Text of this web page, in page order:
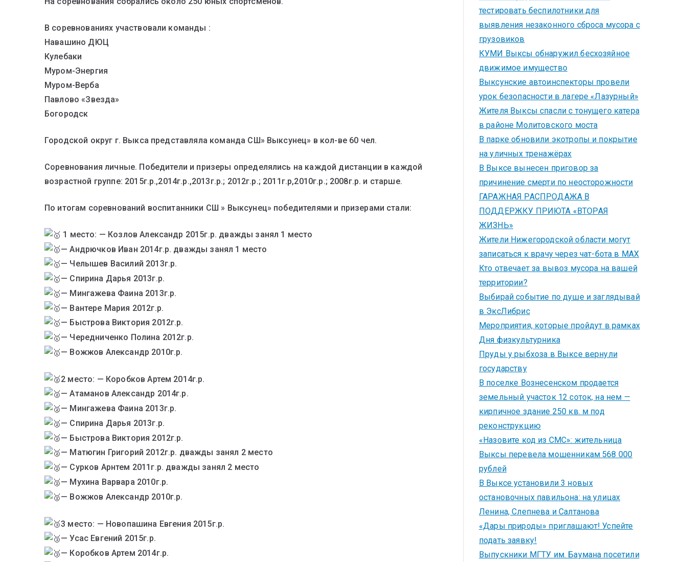
В соревнованиях участвовали команды :
Навашино ДЮЦ
Кулебаки
Муром-Энергия
Муром-Верба
Павлово «Звезда»
Богородск
Городской округ г. Выкса представляла команда СШ» Выксунец» в кол-ве 60 чел.
Соревнования личные. Победители и призеры определялись на каждой дистанции в каждой
возрастной группе: 2015г.р.,2014г.р.,2013г.р.; 2012г.р.; 2011г.р,2010г.р.; 2008г.р. и старше.
По итогам соревнований воспитанники СШ » Выксунец» победителями и призерами стали:
1 место: — Козлов Александр 2015г.р. дважды занял 1 место
— Андрючков Иван 2014г.р. дважды занял 1 место
— Челышев Василий 2013г.р.
— Спирина Дарья 2013г.р.
— Мингажева Фаина 2013г.р.
— Вантере Мария 2012г.р.
— Быстрова Виктория 2012г.р.
— Чередниченко Полина 2012г.р.
— Вожжов Александр 2010г.р.
2 место: — Коробков Артем 2014г.р.
— Атаманов Александр 2014г.р.
— Мингажева Фаина 2013г.р.
— Спирина Дарья 2013г.р.
— Быстрова Виктория 2012г.р.
— Матюгин Григорий 2012г.р. дважды занял 2 место
— Сурков Арнтем 2011г.р. дважды занял 2 место
— Мухина Варвара 2010г.р.
— Вожжов Александр 2010г.р.
3 место: — Новопашина Евгения 2015г.р.
— Усас Евгений 2015г.р.
— Коробков Артем 2014г.р.
тестировать беспилотники для
выявления незаконного сброса мусора с
грузовиков
КУМИ Выксы обнаружил бесхозяйное
движимое имущество
Выксунские автоинспекторы провели
урок безопасности в лагере «Лазурный»
Жителя Выксы спасли с тонущего катера
в районе Молитовского моста
В парке обновили экотропы и покрытие
на уличных тренажёрах
В Выксе вынесен приговор за
причинение смерти по неосторожности
ГАРАЖНАЯ РАСПРОДАЖА В
ПОДДЕРЖКУ ПРИЮТА «ВТОРАЯ
ЖИЗНЬ»
Жители Нижегородской области могут
записаться к врачу через чат-бота в MAX
Кто отвечает за вывоз мусора на вашей
территории?
Выбирай событие по душе и заглядывай
в ЭксЛибрис
Мероприятия, которые пройдут в рамках
Дня физкультурника
Пруды у рыбхоза в Выксе вернули
государству
В поселке Вознесенском продается
земельный участок 12 соток, на нем —
кирпичное здание 250 кв. м под
реконструкцию
«Назовите код из СМС»: жительница
Выксы перевела мошенникам 568 000
рублей
В Выксе установили 3 новых
остановочных павильона: на улицах
Ленина, Слепнева и Салтанова
«Дары природы» приглашают! Успейте
подать заявку!
Выпускники МГТУ им. Баумана посетили